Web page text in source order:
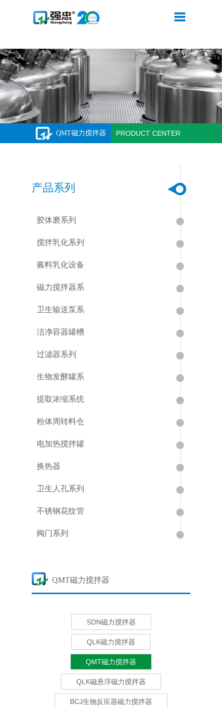
米兰体育·公司网站登录入口
QMT磁力搅拌器 PRODUCT CENTER
产品系列
胶体磨系列
搅拌乳化系列
酱料乳化设备
磁力搅拌器系
卫生输送泵系
洁净容器罐槽
过滤器系列
生物发酵罐系
提取浓缩系统
粉体周转料仓
电加热搅拌罐
换热器
卫生人孔系列
不锈钢花纹管
阀门系列
QMT磁力搅拌器
SDN磁力搅拌器
QLK磁力搅拌器
QMT磁力搅拌器
QLK磁悬浮磁力搅拌器
BCJ生物反应器磁力搅拌器